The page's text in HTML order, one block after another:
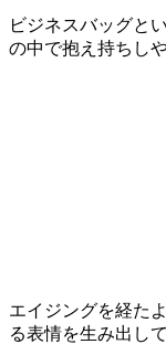
ビジネスバッグと
の中で抱え持ちし
エイジングを経た
る表情を生み出し